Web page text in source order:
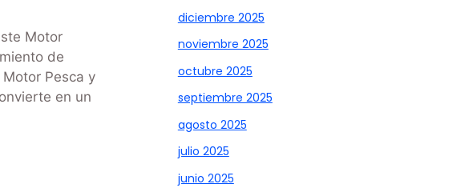
Motor
de
Pesca y
en un
diciembre 2025
noviembre 2025
octubre 2025
septiembre 2025
agosto 2025
julio 2025
junio 2025